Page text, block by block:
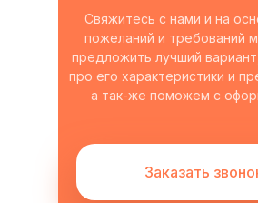
Свяжитесь с нами и на
пожеланий и требований
предложить лучший
про его характеристики и
а так-же поможем с
Заказать